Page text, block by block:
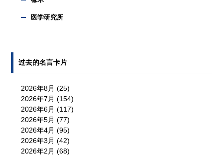
医学研究所
过去的名言卡片
2026年8月 (25)
2026年7月 (154)
2026年6月 (117)
2026年5月 (77)
2026年4月 (95)
2026年3月 (42)
2026年2月 (68)